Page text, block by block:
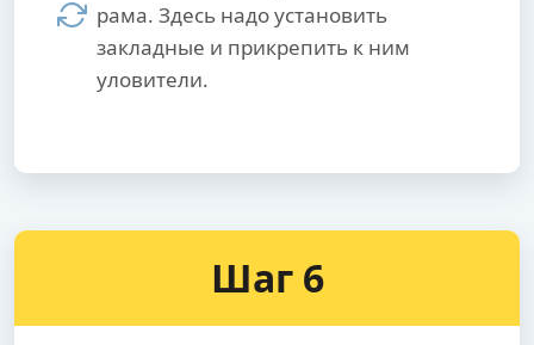
рама. Здесь надо установить
закладные и прикрепить к ним
уловители.
Шаг 6